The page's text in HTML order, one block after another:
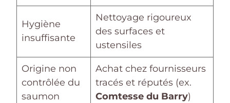
Hygiène
insuffisante
Nettoyage rigoureux
des surfaces et
ustensiles
Origine non
contrôlée du
saumon
Achat chez fournisseurs
tracés et réputés (ex.
Comtesse du Barry)